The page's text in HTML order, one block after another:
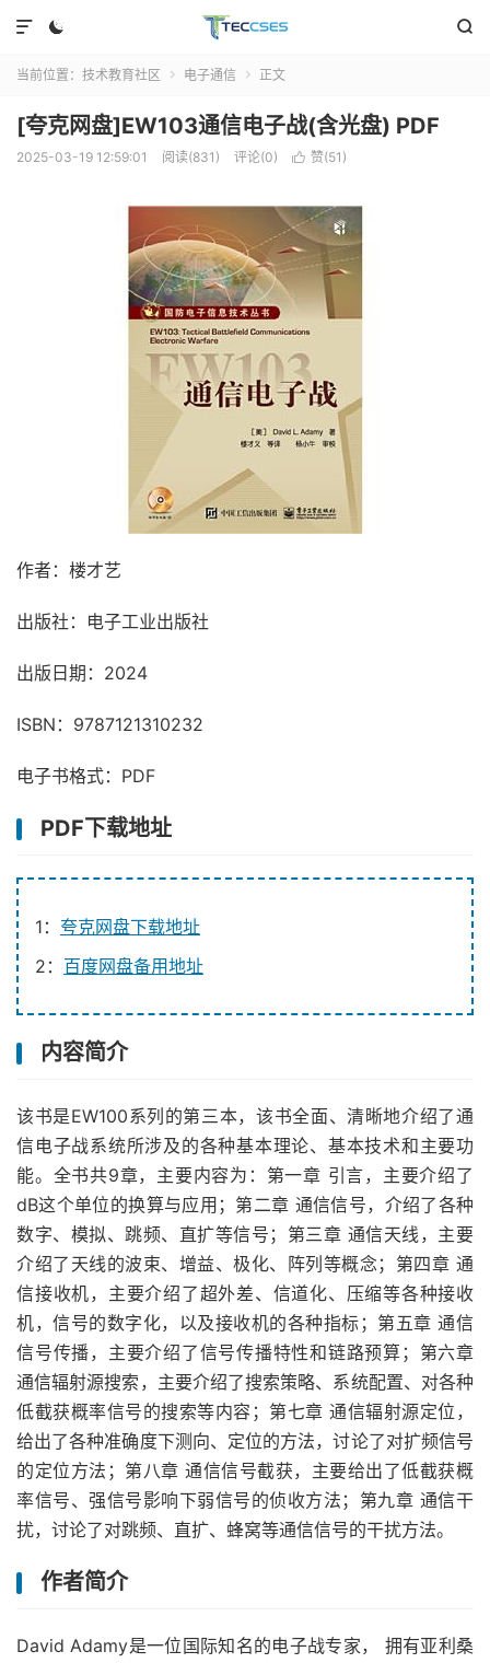
 

当前位置： 技术教育社区  电子通信  正文
[夸克网盘]EW103通信电子战(含光盘) PDF
2025-03-19 12:59:01 阅读(831) 评论(0)  赞(51 )
作者：楼才艺
出版社：电子工业出版社
出版日期：2024
ISBN：9787121310232
电子书格式：PDF
PDF下载地址
1： 夸克网盘下载地址
2： 百度网盘备用地址
内容简介
该书是EW100系列的第三本，该书全面、清晰地介绍了通
信电子战系统所涉及的各种基本理论、基本技术和主要功
能。全书共9章，主要内容为：第一章 引言，主要介绍了
dB这个单位的换算与应用；第二章 通信信号，介绍了各种
数字、模拟、跳频、直扩等信号；第三章 通信天线，主要
介绍了天线的波束、增益、极化、阵列等概念；第四章 通
信接收机，主要介绍了超外差、信道化、压缩等各种接收
机，信号的数字化，以及接收机的各种指标；第五章 通信
信号传播，主要介绍了信号传播特性和链路预算；第六章
通信辐射源搜索，主要介绍了搜索策略、系统配置、对各种
低截获概率信号的搜索等内容；第七章 通信辐射源定位，
给出了各种准确度下测向、定位的方法，讨论了对扩频信号
的定位方法；第八章 通信信号截获，主要给出了低截获概
率信号、强信号影响下弱信号的侦收方法；第九章 通信干
扰，讨论了对跳频、直扩、蜂窝等通信信号的干扰方法。
作者简介
David Adamy是一位国际知名的电子战专家， 拥有亚利桑